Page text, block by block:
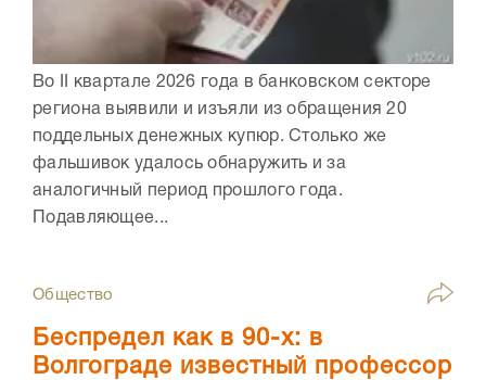
Во II квартале 2026 года в банковском секторе
региона выявили и изъяли из обращения 20
поддельных денежных купюр. Столько же
фальшивок удалось обнаружить и за
аналогичный период прошлого года.
Подавляющее...
Общество
Беспредел как в 90-х: в
Волгограде известный профессор